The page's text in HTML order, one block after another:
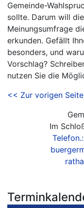
Gemeinde-
sollte. Darum will
Meinungsumfrage
erkunden. Gefällt
besonders, und
Vorschlag?
nutzen Sie die
<< Zur vorigen Seite
Im